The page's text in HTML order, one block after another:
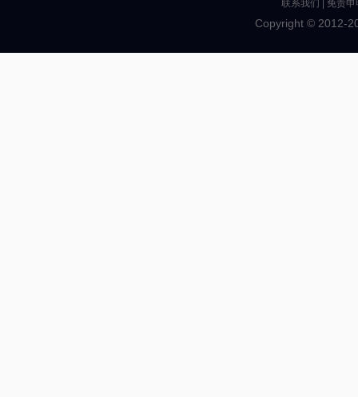
联系我们 免责申
Copyright © 2012-